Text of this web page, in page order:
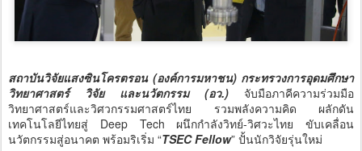
สถาบันวิจัยแสงซินโครตรอน (องค์การมหาชน) กระทรวงการอุดมศึกษา
วิทยาศาสตร์ วิจัย และนวัตกรรม (อว.) จับมือภาคีความร่วมมือ
วิทยาศาสตร์และวิศวกรรมศาสตร์ไทย รวมพลังความคิด ผลักดัน
เทคโนโลยีไทยสู่ Deep Tech ผนึกกำลังวิทย์-วิศวะไทย ขับเคลื่อน
นวัตกรรมสู่อนาคต พร้อมริเริ่ม “TSEC Fellow” ปั้นนักวิจัยรุ่นใหม่